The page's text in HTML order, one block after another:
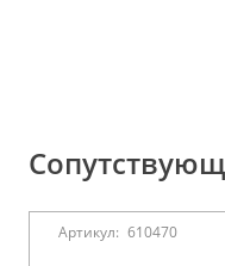
Артикул: 610470